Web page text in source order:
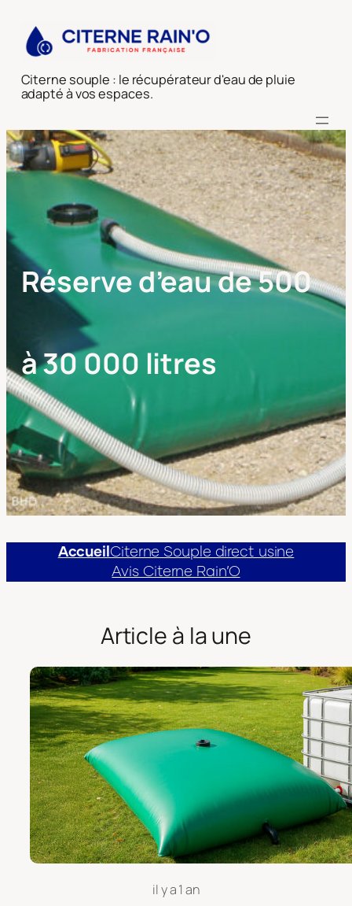
Citerne souple : le récupérateur d'eau de pluie
adapté à vos espaces.
Réserve d’eau de 500
à 30 000 litres
Accueil Citerne Souple direct usine
Avis Citerne Rain’O
Article à la une
il y a 1 an